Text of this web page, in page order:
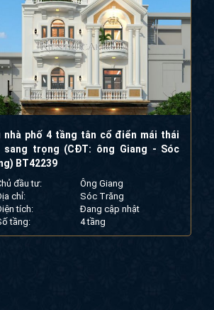
nhà phố 4 tầng tân cổ điển mái thái
sang trọng (CĐT: ông Giang - Sóc
BT42239
đầu tư:
Ông Giang
chỉ:
Sóc Trăng
tích:
Đang cập nhật
tầng:
4 tầng